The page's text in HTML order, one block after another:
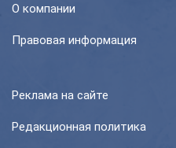
О компании
Правовая информация
Реклама на сайте
Редакционная политика